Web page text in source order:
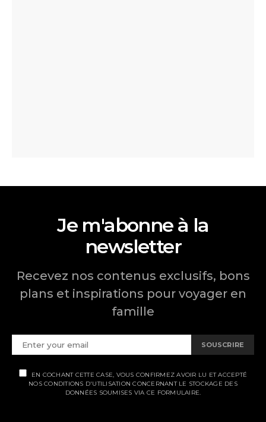
Je m'abonne à la
newsletter
Recevez nos contenus exclusifs, bons
plans et inspirations pour voyager en
famille
SOUSCRIRE
EN COCHANT CETTE CASE, VOUS CONFIRMEZ AVOIR LU ET ACCEPTÉ
NOS CONDITIONS D'UTILISATION CONCERNANT LE STOCKAGE DES
DONNÉES SOUMISES VIA CE FORMULAIRE.